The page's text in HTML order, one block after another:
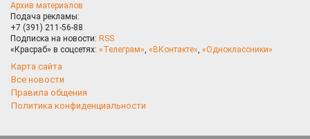
Архив материалов
Подача рекламы:
+7 (391) 211-56-88
Подписка на новости: RSS
«Красраб» в соцсетях: «Телеграм», «ВКонтакте», «Одноклассники»
Карта сайта
Все новости
Правила общения
Политика конфиденциальности